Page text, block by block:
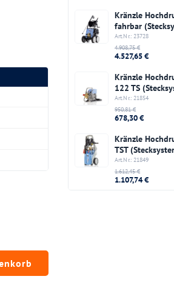
Wert ein oder
Kränzle
fahrbar
Schlauchtrommel
Art.Nr.: 23728
4.908,75 €
4.527,65 €
Kränzle
122 TS
Art.Nr.: 21854
950,81 €
678,30 €
Kränzle
TST
Schlauchtrommel
Art.Nr.: 21849
1.612,45 €
1.107,74 €